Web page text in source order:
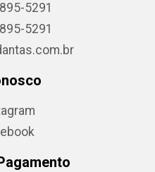
5291
5291